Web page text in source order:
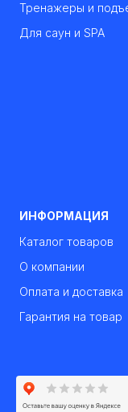
Тренажеры и
Для саун и SPA
ИНФОРМАЦИЯ
Каталог товаров
О компании
Оплата и доставка
Гарантия на товар